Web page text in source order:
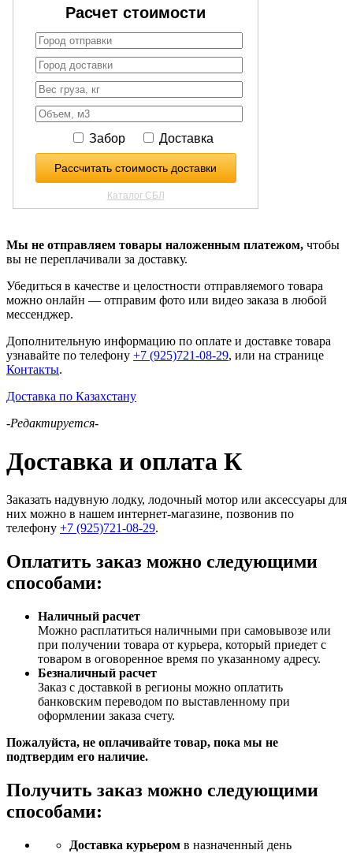
Мы не отправляем товары наложенным платежом, чтобы
вы не переплачивали за доставку.
Убедиться в качестве и целостности отправляемого товара
можно онлайн — отправим фото или видео заказа в любой
мессенджер.
Дополнительную информацию по оплате и доставке товара
узнавайте по телефону +7 (925)721-08-29, или на странице
Контакты.
Доставка по Казахстану
-Редактируется-
Доставка и оплата К
Заказать надувную лодку, лодочный мотор или аксессуары для
них можно в нашем интернет-магазине, позвонив по
телефону +7 (925)721-08-29.
Оплатить заказ можно следующими
способами:
Наличный расчет
Можно расплатиться наличными при самовывозе или
при получении товара от курьера, который приедет с
товаром в оговоренное время по указанному адресу.
Безналичный расчет
Заказ c доставкой в регионы можно оплатить
банковским переводом по выставленному при
оформлении заказа счету.
Пожалуйста, не оплачивайте товар, пока мы не
подтвердим его наличие.
Получить заказ можно следующими
способами:
Доставка курьером в назначенный день